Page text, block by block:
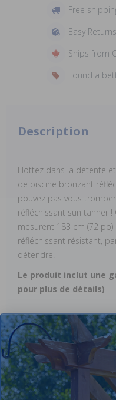
Free
Easy Returns
Ships from
Found a
Description
Flottez dans la détente
de piscine bronzant
pouvez pas vous
réfléchissant sun tanner
mesurent 183 cm (72
réfléchissant résistant,
détendre.
Le produit inclut une
pour plus de détails)
Reviews
Be the first